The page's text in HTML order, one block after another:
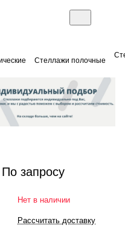
Стеллажи полочные
По запросу
Нет в наличии
Рассчитать доставку